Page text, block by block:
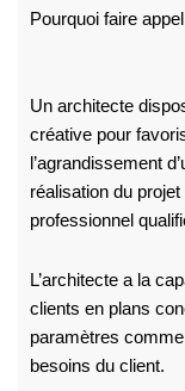
Pourquoi faire
Un architecte
créative pour
l’agrandissement
réalisation du projet
professionnel
L’architecte a la
clients en plans
paramètres
besoins du client.